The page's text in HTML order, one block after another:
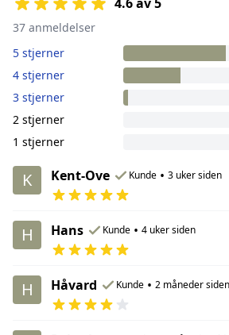
37 anmeldelser
5 stjerner
4 stjerner
3 stjerner
2 stjerner
1 stjerner
K Kent-Ove Kunde • 3 uker siden
H Hans Kunde • 4 uker siden
H Håvard Kunde • 2 måneder siden